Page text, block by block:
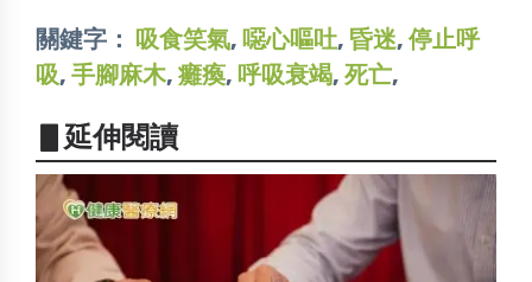
關鍵字： 吸食笑氣, 噁心嘔吐, 昏迷, 停止呼
吸, 手腳麻木, 癱瘓, 呼吸衰竭, 死亡,
▋延伸閱讀